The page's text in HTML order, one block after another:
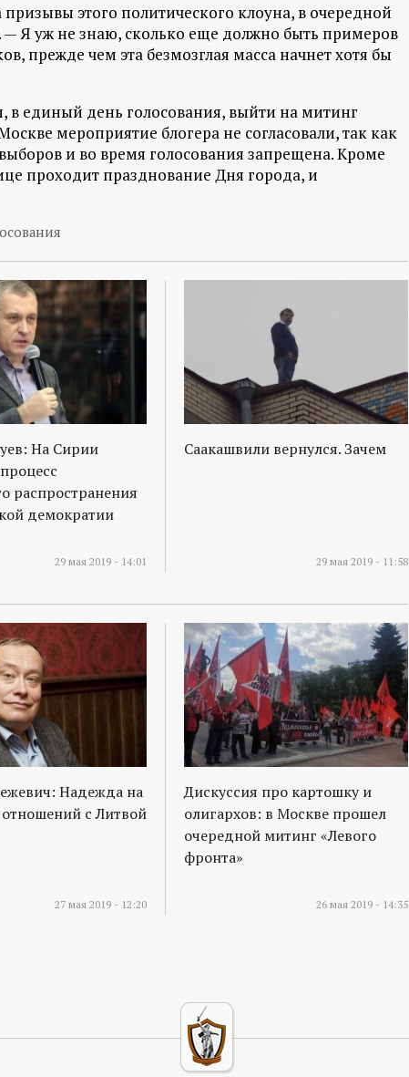
этого политического клоуна, в очередной
— Я уж не знаю, сколько еще должно быть примеров
прежде чем эта безмозглая масса начнет хотя бы
в единый день голосования, выйти на митинг
мероприятие блогера не согласовали, так как
и во время голосования запрещена. Кроме
проходит празднование Дня города, и
На Сирии
распространения
демократии
29 мая 2019 - 14:01
Саакашвили вернулся. Зачем
29 мая 2019 - 11:58
Надежда на
с Литвой
27 мая 2019 - 12:20
Дискуссия про картошку и
олигархов: в Москве прошел
очередной митинг «Левого
фронта»
26 мая 2019 - 14:35